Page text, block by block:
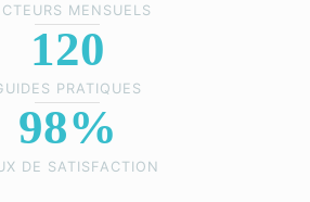
MENSUELS
120
PRATIQUES
98%
DE SATISFACTION